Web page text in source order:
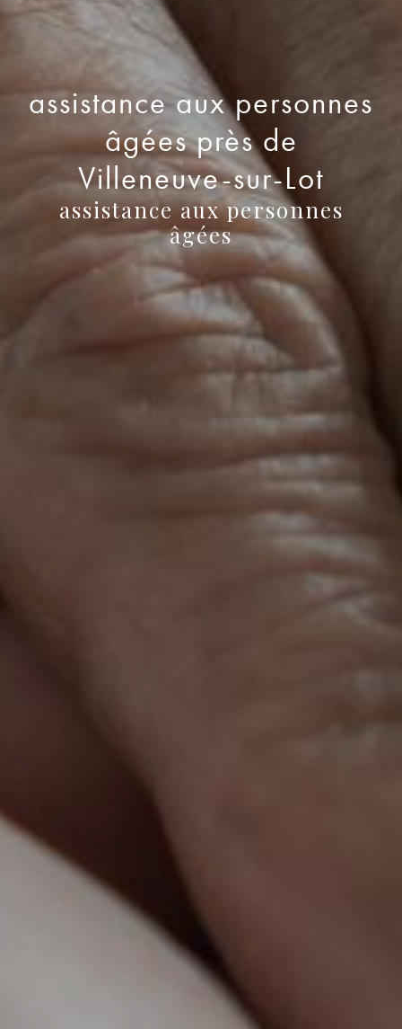
assistance aux personnes
âgées près de
Villeneuve-sur-Lot
assistance aux personnes
âgées